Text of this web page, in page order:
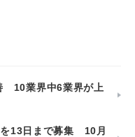
10業界中6業界が上
を13日まで募集 10月